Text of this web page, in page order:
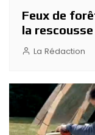
Feux de
la
La Rédaction